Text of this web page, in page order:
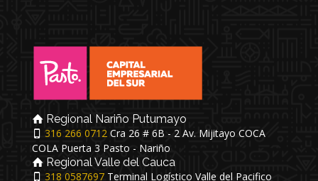
Regional Nariño Putumayo
316 266 0712 Cra 26 # 6B - 2 Av. Mijitayo COCA
COLA Puerta 3 Pasto - Nariño
Regional Valle del Cauca
318 0587697 Terminal Logístico Valle del Pacifico